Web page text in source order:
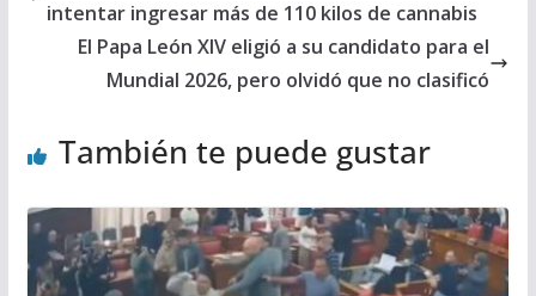
intentar ingresar más de 110 kilos de cannabis
El Papa León XIV eligió a su candidato para el
Mundial 2026, pero olvidó que no clasificó
También te puede gustar